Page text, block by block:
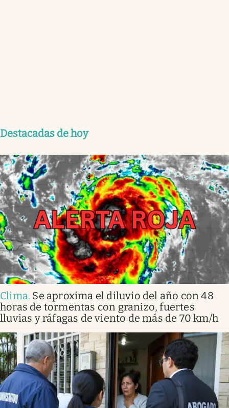
Destacadas de hoy
Clima. Se aproxima el diluvio del año con 48
horas de tormentas con granizo, fuertes
lluvias y ráfagas de viento de más de 70 km/h